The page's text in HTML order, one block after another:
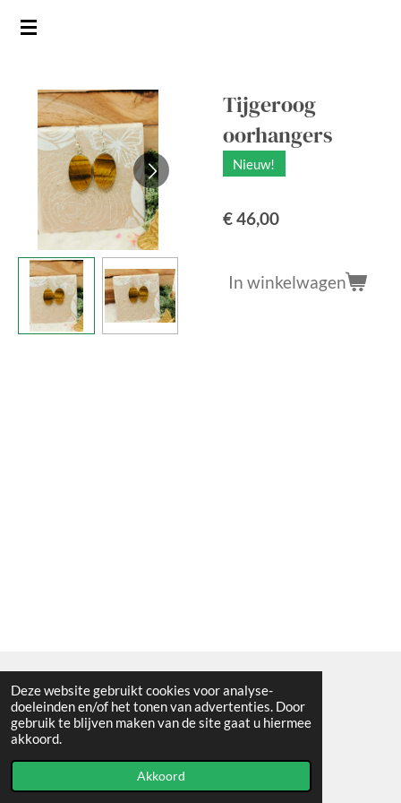
Deze website gebruikt cookies voor analyse-
doeleinden en/of het tonen van advertenties. Door
gebruik te blijven maken van de site gaat u hiermee
akkoord.
Akkoord
Ga
hoofdinhoud
Tijgeroog
oorhangers
Nieuw!
€ 46,00
In winkelwagen
Algemene voorwaarden
© 2021 - RC en mineralenshop Het vlinderpad